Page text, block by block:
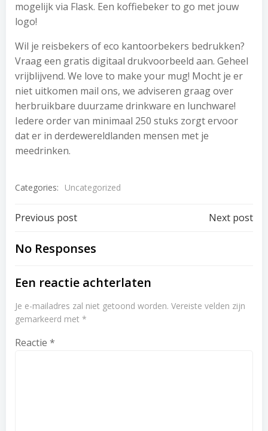
mogelijk via Flask. Een koffiebeker to go met jouw
logo!
Wil je reisbekers of eco kantoorbekers bedrukken?
Vraag een gratis digitaal drukvoorbeeld aan. Geheel
vrijblijvend. We love to make your mug! Mocht je er
niet uitkomen mail ons, we adviseren graag over
herbruikbare duurzame drinkware en lunchware!
Iedere order van minimaal 250 stuks zorgt ervoor
dat er in derdewereldlanden mensen met je
meedrinken.
Categories: Uncategorized
Post
navigation
Previous post Next post
No Responses
Een reactie achterlaten
Je e-mailadres zal niet getoond worden. Vereiste velden zijn
gemarkeerd met *
Reactie *